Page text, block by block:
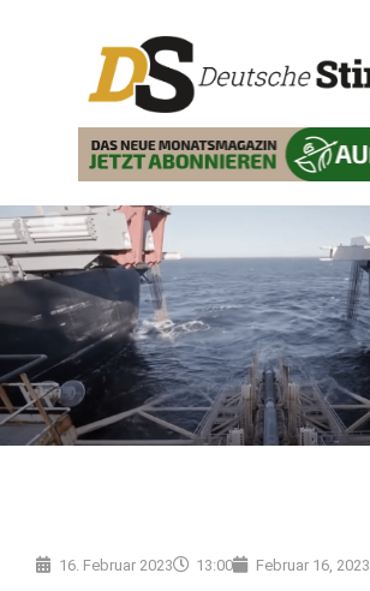
16. Februar 2023 13:00 Februar 16, 2023